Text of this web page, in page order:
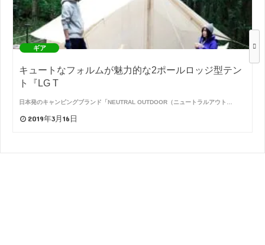
ギア
キュートなフォルムが魅力的な2ポールロッジ型テン
ト『LG T
日本発のキャンピングブランド「NEUTRAL OUTDOOR（ニュートラルアウト…
2019年3月16日